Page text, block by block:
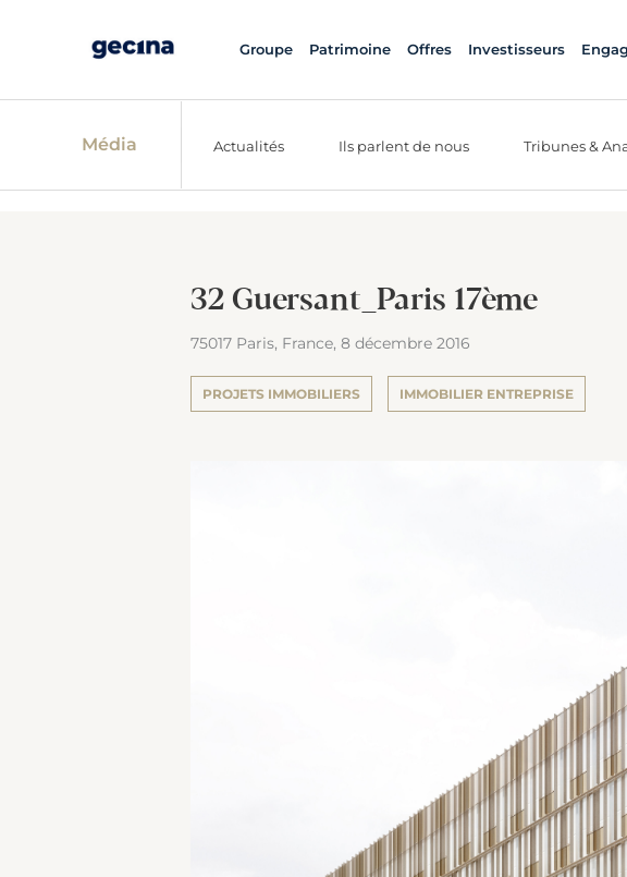
Groupe Patrimoine Offres Investisseurs
Média Actualités Ils parlent de nous Tribunes &
32 Guersant_Paris 17ème
75017 Paris, France, 8 décembre 2016
PROJETS IMMOBILIERS IMMOBILIER ENTREPRISE